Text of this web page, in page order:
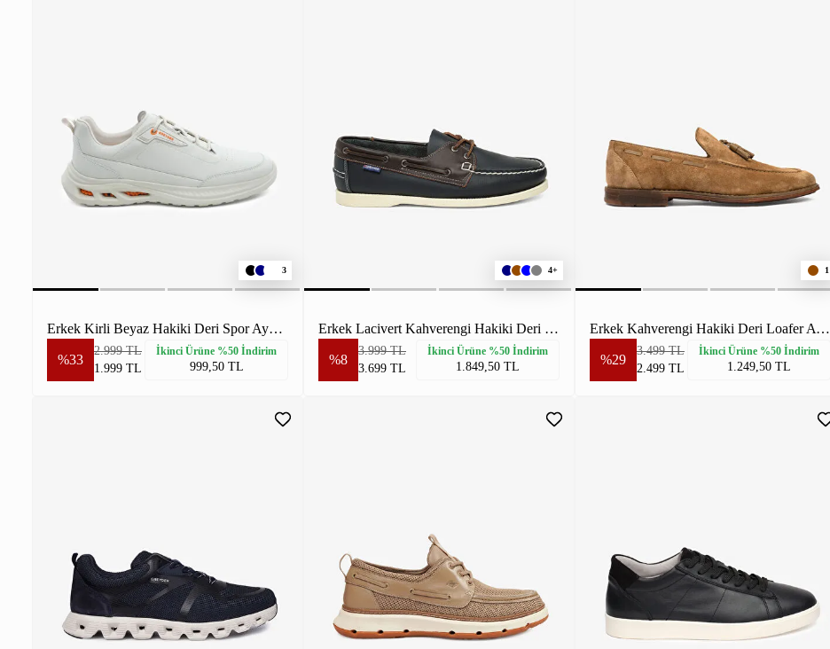
3
Erkek Kirli Beyaz Hakiki Deri Spor Ayakkabı
%33
2.999 TL
1.999 TL
İkinci Ürüne %50 İndirim
999,50 TL
4+
Erkek Lacivert Kahverengi Hakiki Deri Marine Ayakkabı
%8
3.999 TL
3.699 TL
İkinci Ürüne %50 İndirim
1.849,50 TL
1
Erkek Kahverengi Hakiki Deri Loafer Ayakkabı
%29
3.499 TL
2.499 TL
İkinci Ürüne %50 İndirim
1.249,50 TL